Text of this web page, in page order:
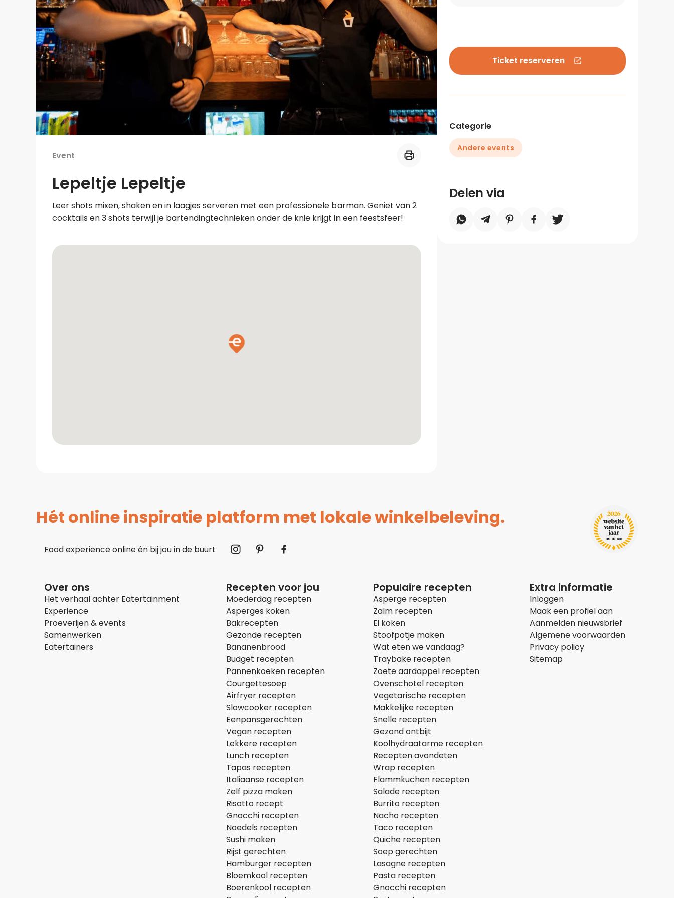
Midden-Oosters
Kooktips & blogs
Leer koken als een chef
Kooktips & blogs
Event
Lepeltje Lepeltje
Leer shots mixen, shaken en in laagjes serveren met een professionele barman. Geniet van 2
cocktails en 3 shots terwijl je bartendingtechnieken onder de knie krijgt in een feestsfeer!
Ticket reserveren
Categorie
Andere events
Delen via
Hét online inspiratie platform met lokale winkelbeleving.
Food experience online én bij jou in de buurt
Over ons
Het verhaal achter Eatertainment
Experience
Proeverijen & events
Samenwerken
Eatertainers
Recepten voor jou
Moederdag recepten
Asperges koken
Bakrecepten
Gezonde recepten
Bananenbrood
Budget recepten
Pannenkoeken recepten
Courgettesoep
Airfryer recepten
Slowcooker recepten
Eenpansgerechten
Vegan recepten
Lekkere recepten
Lunch recepten
Tapas recepten
Italiaanse recepten
Zelf pizza maken
Risotto recept
Gnocchi recepten
Noedels recepten
Sushi maken
Rijst gerechten
Hamburger recepten
Bloemkool recepten
Boerenkool recepten
Populaire recepten
Asperge recepten
Zalm recepten
Ei koken
Stoofpotje maken
Wat eten we vandaag?
Traybake recepten
Zoete aardappel recepten
Ovenschotel recepten
Vegetarische recepten
Makkelijke recepten
Snelle recepten
Gezond ontbijt
Koolhydraatarme recepten
Recepten avondeten
Wrap recepten
Flammkuchen recepten
Salade recepten
Burrito recepten
Nacho recepten
Taco recepten
Quiche recepten
Soep gerechten
Lasagne recepten
Pasta recepten
Gnocchi recepten
Extra informatie
Inloggen
Maak een profiel aan
Aanmelden nieuwsbrief
Algemene voorwaarden
Privacy policy
Sitemap